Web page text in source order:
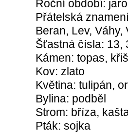
Roční období: jaro
Přátelská
Beran, Lev, Váhy,
Šťastná čísla: 13,
Kámen: topas,
Kov: zlato
Květina: tulipán,
Bylina: podběl
Strom: bříza,
Pták: sojka